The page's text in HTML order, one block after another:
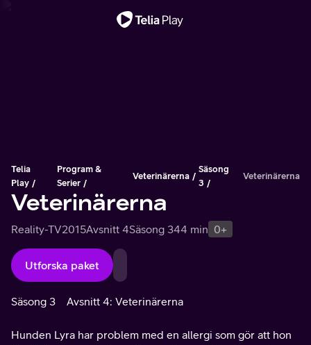
Telia
Play
Program &
Serier
Veterinärerna
Säsong
3
Veterinärerna
Veterinärerna
Reality-TV2015Avsnitt 4Säsong 344 min 0+
Utforska paket
Säsong 3 Avsnitt 4: Veterinärerna
Hunden Lyra har problem med en allergi som gör att hon